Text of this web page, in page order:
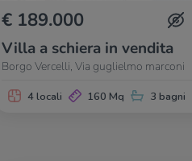
€ 189.000
Villa a schiera in vendita
Borgo Vercelli, Via guglielmo marconi
4 locali 160 Mq 3 bagni